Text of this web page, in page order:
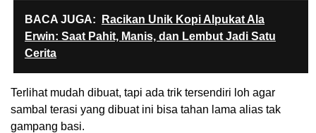
BACA JUGA:
Racikan Unik Kopi Alpukat Ala
Erwin: Saat Pahit, Manis, dan Lembut Jadi Satu
Cerita
Terlihat mudah dibuat, tapi ada trik tersendiri loh agar
sambal terasi yang dibuat ini bisa tahan lama alias tak
gampang basi.